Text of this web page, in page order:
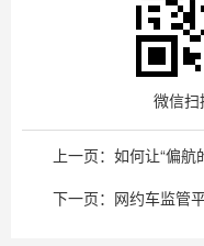
微信扫
上一页： 如何让“偏航
下一页： 网约车监管